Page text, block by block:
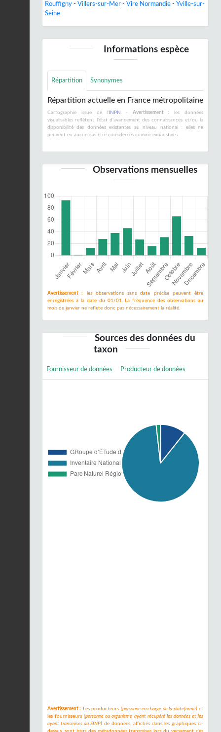
Rouffigny - Villers-sur-Mer - Vire Normandie - Yville-sur-
Seine
Informations espèce
Répartition Synonymes
Répartition actuelle en France métropolitaine
Cartographie issue de l' INPN - Avertissement : les données
visualisables reflètent l'état d'avancement des connaissances et/ou la
disponibilité des données existantes au niveau national : elles ne
peuvent en aucun cas être considérées comme exhaustives.
Observations mensuelles
Avertissement :
les observations sans date précise peuvent être
enregistrées à la date du 01/01. La fréquence des observations au
mois de janvier ne reflète donc pas nécessairement la réalité.
Sources des données du
taxon
Fournisseur de données Producteur de données
Avertissement : Les producteurs (personne en charge de la plateforme)et
les fournisseurs(personne ou organisme ayant récupéré les données et les
ayant transmises au SINP) de données, affichés dans les graphiques ci-
dessus, sont issus des métadonnées transmises lors du versement des